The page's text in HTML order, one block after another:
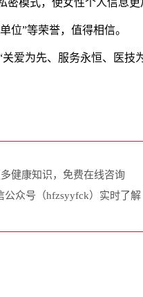
式，使女性个人信息更
”等荣誉，值得相信。
为先、服务永恒、医技
多健康知识，免费在线咨询
公众号（hfzsyyfck）实时了解